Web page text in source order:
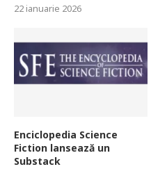
22 ianuarie 2026
Enciclopedia Science
Fiction lansează un
Substack